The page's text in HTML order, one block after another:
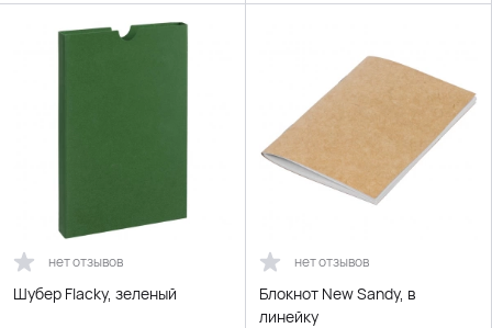
нет отзывов
Шубер Flacky, зеленый
нет отзывов
Блокнот New Sandy, в
линейку